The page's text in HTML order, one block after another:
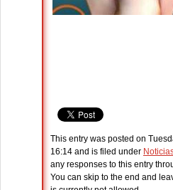
This entry was posted on
16:14 and is filed under
any responses to this entry
You can skip to the end and